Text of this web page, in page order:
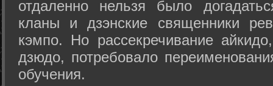
отдаленно нельзя было
кланы и дзэнские священники
кэмпо. Но рассекречивание
дзюдо, потребовало
обучения.